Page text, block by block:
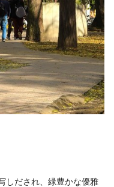
しだされ、緑豊かな優雅